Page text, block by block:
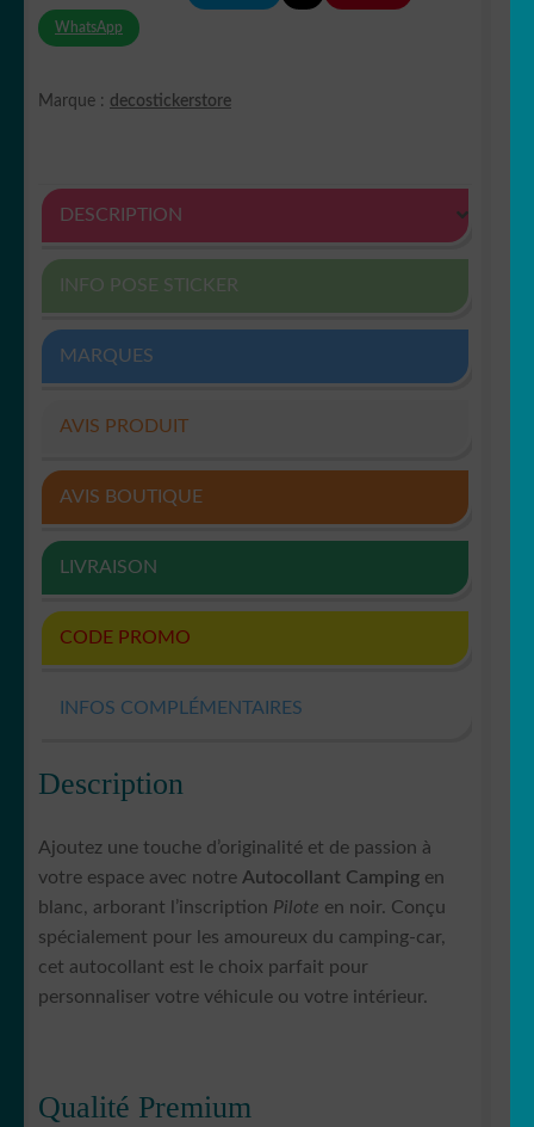
WhatsApp
Marque : decostickerstore
DESCRIPTION
INFO POSE STICKER
MARQUES
AVIS PRODUIT
AVIS BOUTIQUE
LIVRAISON
CODE PROMO
INFOS COMPLÉMENTAIRES
Description
Ajoutez une touche d’originalité et de passion à
votre espace avec notre Autocollant Camping en
blanc, arborant l’inscription Pilote en noir. Conçu
spécialement pour les amoureux du camping-car,
cet autocollant est le choix parfait pour
personnaliser votre véhicule ou votre intérieur.
Qualité Premium